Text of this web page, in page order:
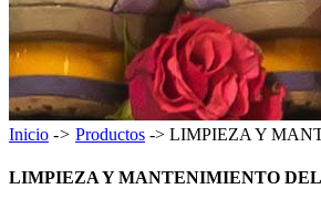
Inicio -> Productos -> LIMPIEZA Y
LIMPIEZA Y MANTENIMIENTO